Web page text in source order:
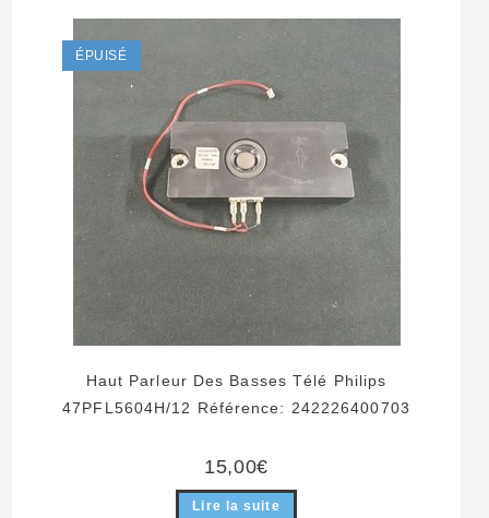
ÉPUISÉ
Haut Parleur Des Basses Télé Philips
47PFL5604H/12 Référence: 242226400703
15,00€
Lire la suite